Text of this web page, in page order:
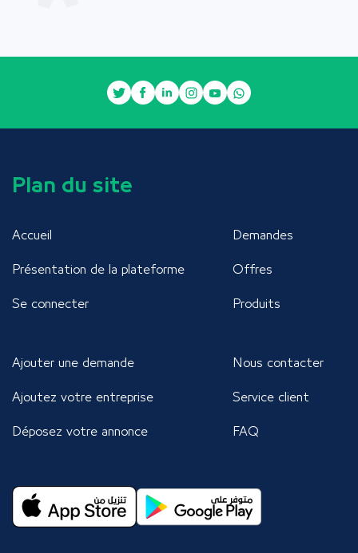
Plan du site
Accueil
Présentation de la plateforme
Se connecter
Demandes
Offres
Produits
Ajouter une demande
Ajoutez votre entreprise
Déposez votre annonce
Nous contacter
Service client
FAQ